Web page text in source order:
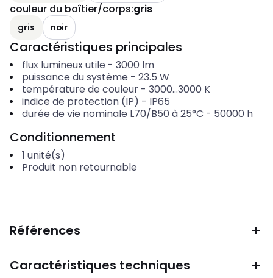
couleur du boîtier/corps:gris
gris noir
Caractéristiques principales
flux lumineux utile - 3000 lm
puissance du système - 23.5 W
température de couleur- 3000...3000 K
indice de protection (IP) - IP65
durée de vie nominale L70/B50 à 25°C - 50000 h
Conditionnement
1 unité(s)
Produit non retournable
Références
Caractéristiques techniques